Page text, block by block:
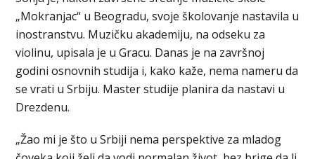
„Mokranjac“ u Beogradu, svoje školovanje nastavila u
inostranstvu. Muzičku akademiju, na odseku za
violinu, upisala je u Gracu. Danas je na završnoj
godini osnovnih studija i, kako kaže, nema nameru da
se vrati u Srbiju. Master studije planira da nastavi u
Drezdenu.
„Žao mi je što u Srbiji nema perspektive za mladog